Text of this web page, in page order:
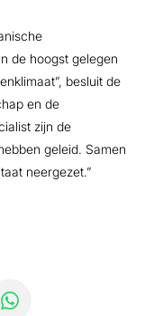
de hoogst gelegen
besluit de
en de
zijn de
geleid. Samen
neergezet.”